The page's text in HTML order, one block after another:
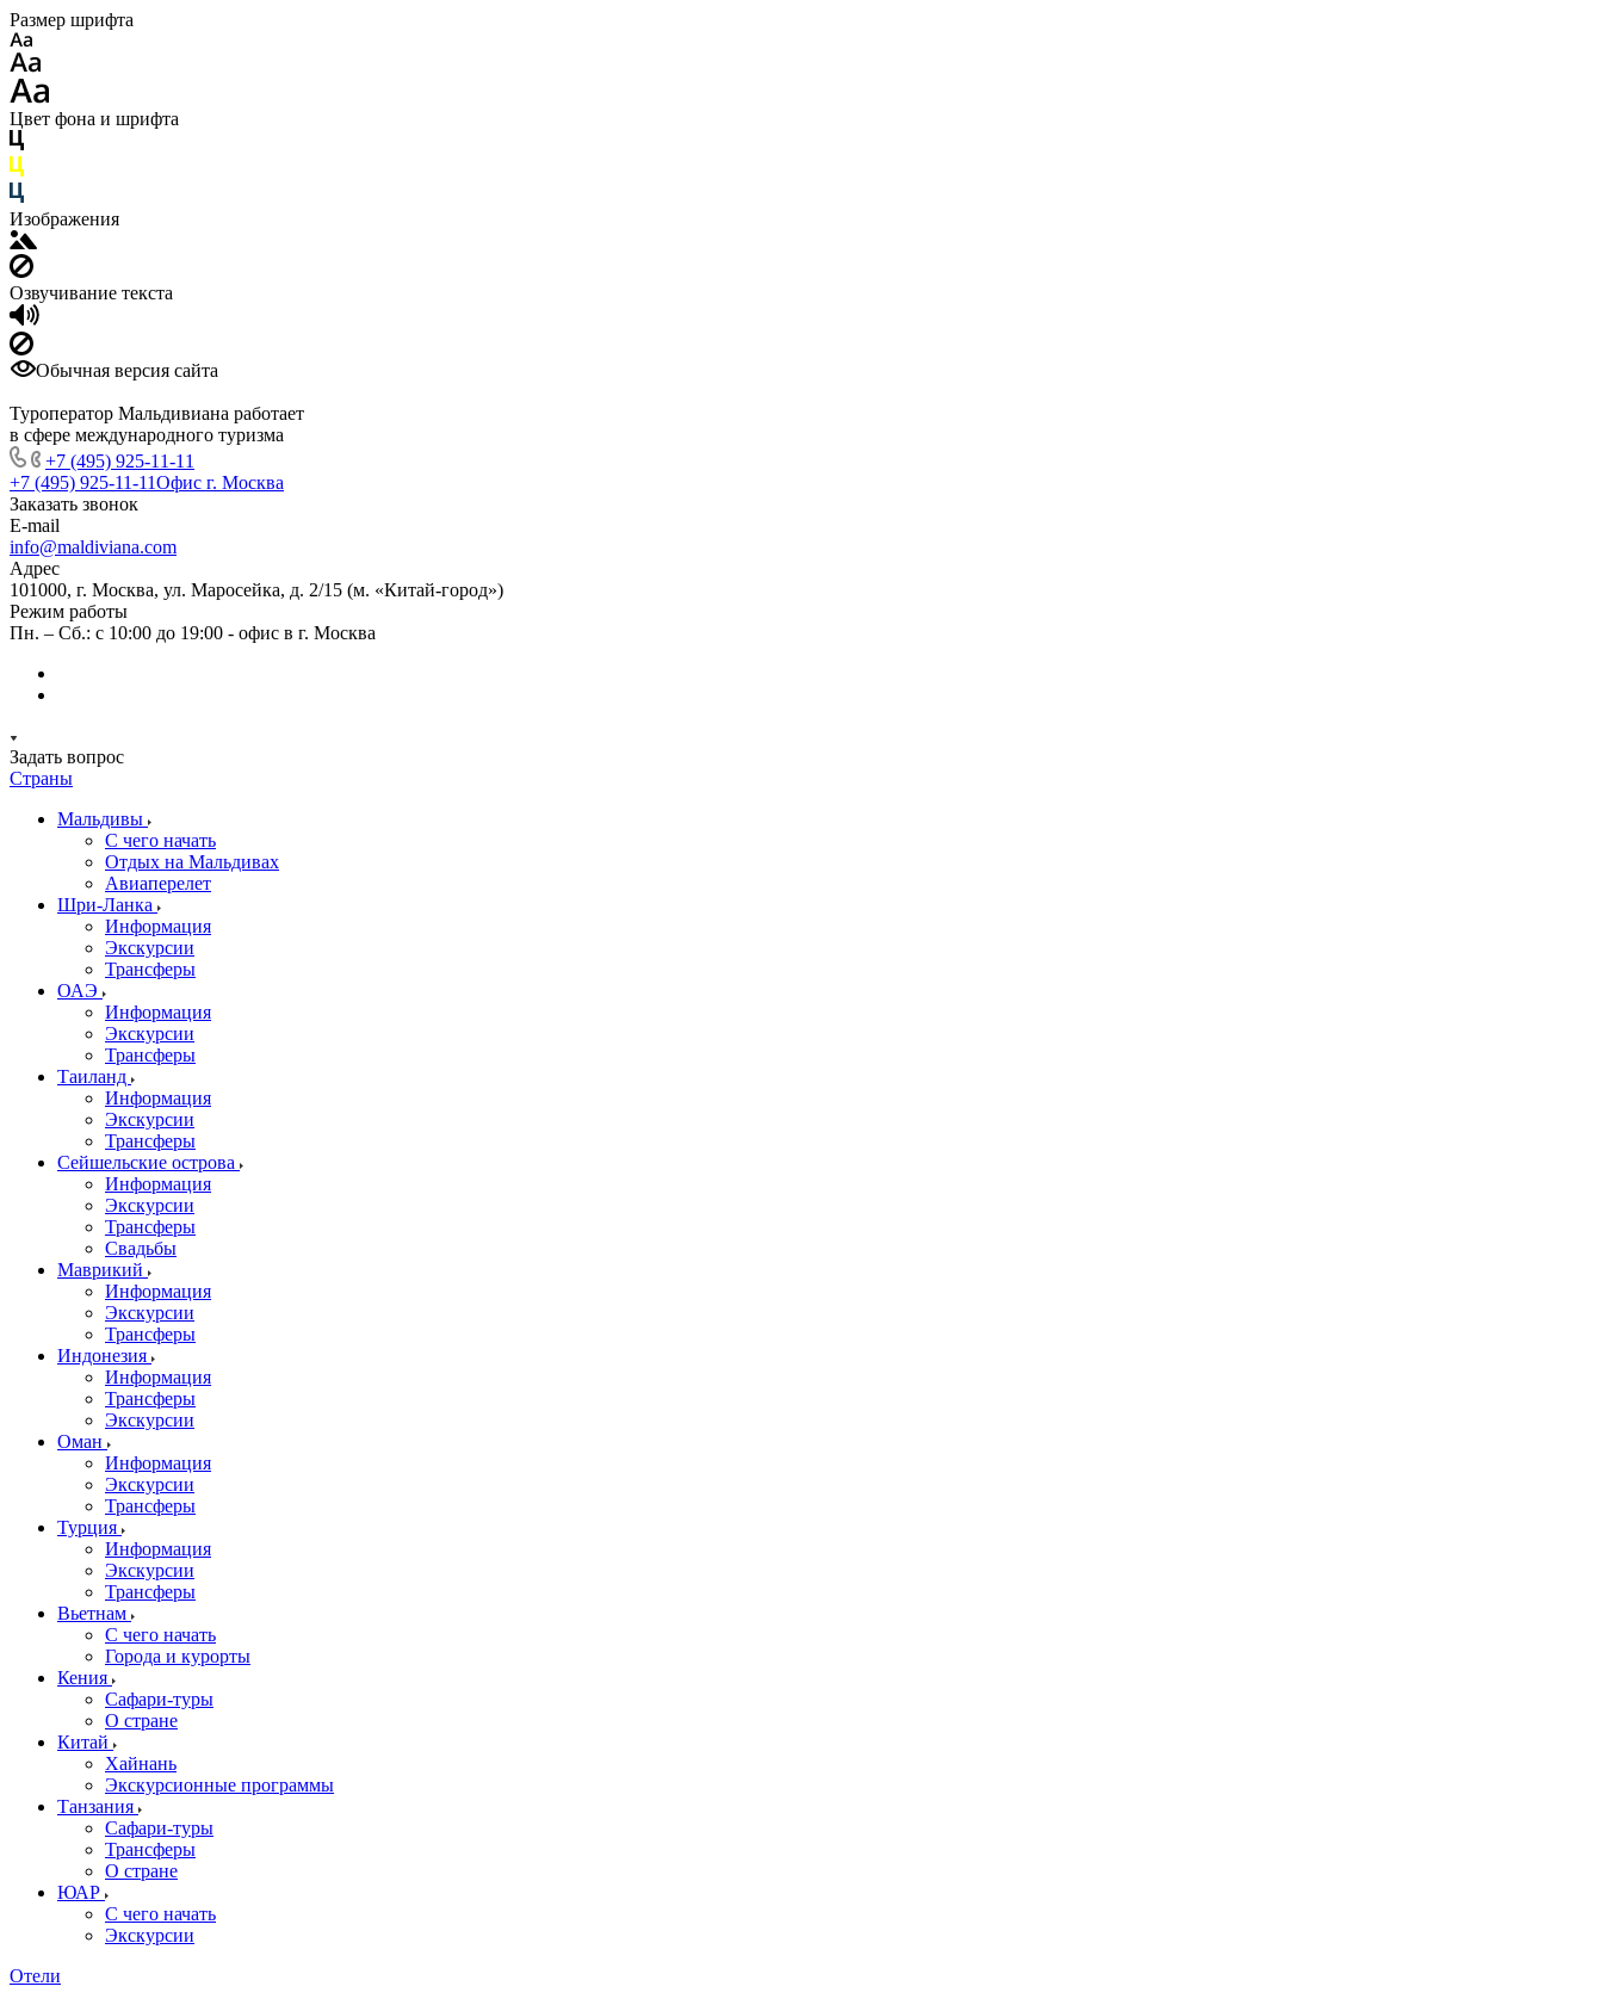
Размер шрифта
Цвет фона и шрифта
Изображения
Озвучивание текста
Обычная версия сайта
Туроператор Мальдивиана работает
в сфере международного туризма
+7 (495) 925-11-11
+7 (495) 925-11-11Офис г. Москва
Заказать звонок
E-mail
info@maldiviana.com
Адрес
101000, г. Москва, ул. Маросейка, д. 2/15 (м. «Китай-город»)
Режим работы
Пн. – Сб.: с 10:00 до 19:00 - офис в г. Москва
Задать вопрос
Страны
Мальдивы
С чего начать
Отдых на Мальдивах
Авиаперелет
Шри-Ланка
Информация
Экскурсии
Трансферы
ОАЭ
Информация
Экскурсии
Трансферы
Таиланд
Информация
Экскурсии
Трансферы
Сейшельские острова
Информация
Экскурсии
Трансферы
Свадьбы
Маврикий
Информация
Экскурсии
Трансферы
Индонезия
Информация
Трансферы
Экскурсии
Оман
Информация
Экскурсии
Трансферы
Турция
Информация
Экскурсии
Трансферы
Вьетнам
С чего начать
Города и курорты
Кения
Сафари-туры
О стране
Китай
Хайнань
Экскурсионные программы
Танзания
Сафари-туры
Трансферы
О стране
ЮАР
С чего начать
Экскурсии
Отели